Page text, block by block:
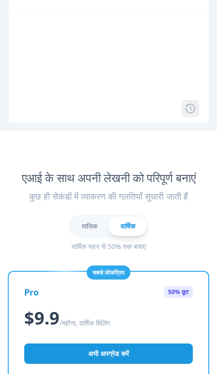
एआई के साथ अपनी लेखनी को परिपूर्ण बनाएं
कुछ ही सेकंडों में व्याकरण की गलतियाँ सुधारी जाती हैं
मासिक वार्षिक
वार्षिक प्लान से 50% तक बचाएं
सबसे लोकप्रिय
Pro 50% छूट
$9.9/महीना, वार्षिक बिलिंग
अभी अपग्रेड करें